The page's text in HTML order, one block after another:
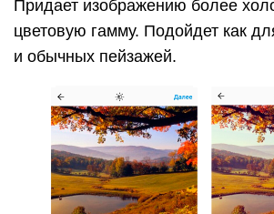
17. X-Pro II